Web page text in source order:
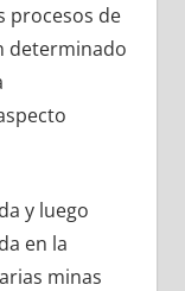
procesos de
determinado
y luego
en la
minas